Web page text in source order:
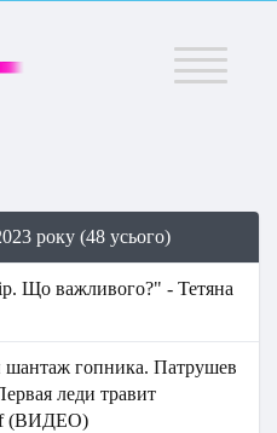
Меню
року (48 усього)
Що важливого?" - Тетяна
гопника. Патрушев
леди травит
(ВИДЕО)